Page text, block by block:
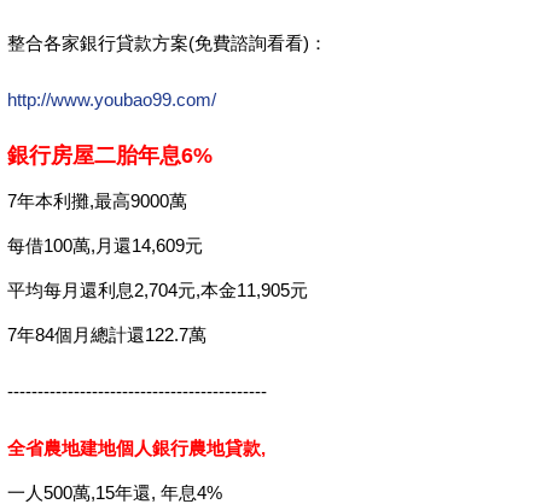
整合各家銀行貸款方案(免費諮詢看看)：
http://www.youbao99.com/
銀行房屋二胎年息6%
7年本利攤,最高9000萬
每借100萬,月還14,609元
平均每月還利息2,704元,本金11,905元
7年84個月總計還122.7萬
-------------------------------------------
全省農地建地個人銀行農地貸款,
一人500萬,15年還, 年息4%